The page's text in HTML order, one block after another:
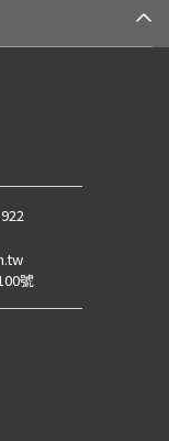
號